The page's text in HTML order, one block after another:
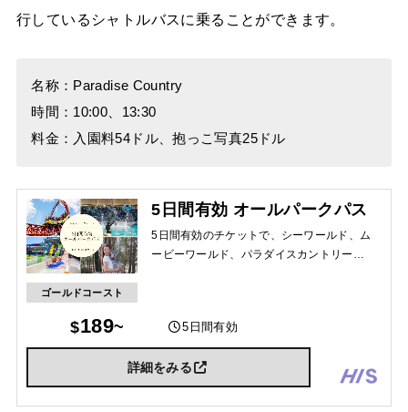
行しているシャトルバスに乗ることができます。
名称：Paradise Country
時間：10:00、13:30
料金：入園料54ドル、抱っこ写真25ドル
ゴールドコースト
5日間有効 オールパークパス
5日間有効のチケットで、シーワールド、ム
ービーワールド、パラダイスカントリー、
189 5日間有効
詳細をみる